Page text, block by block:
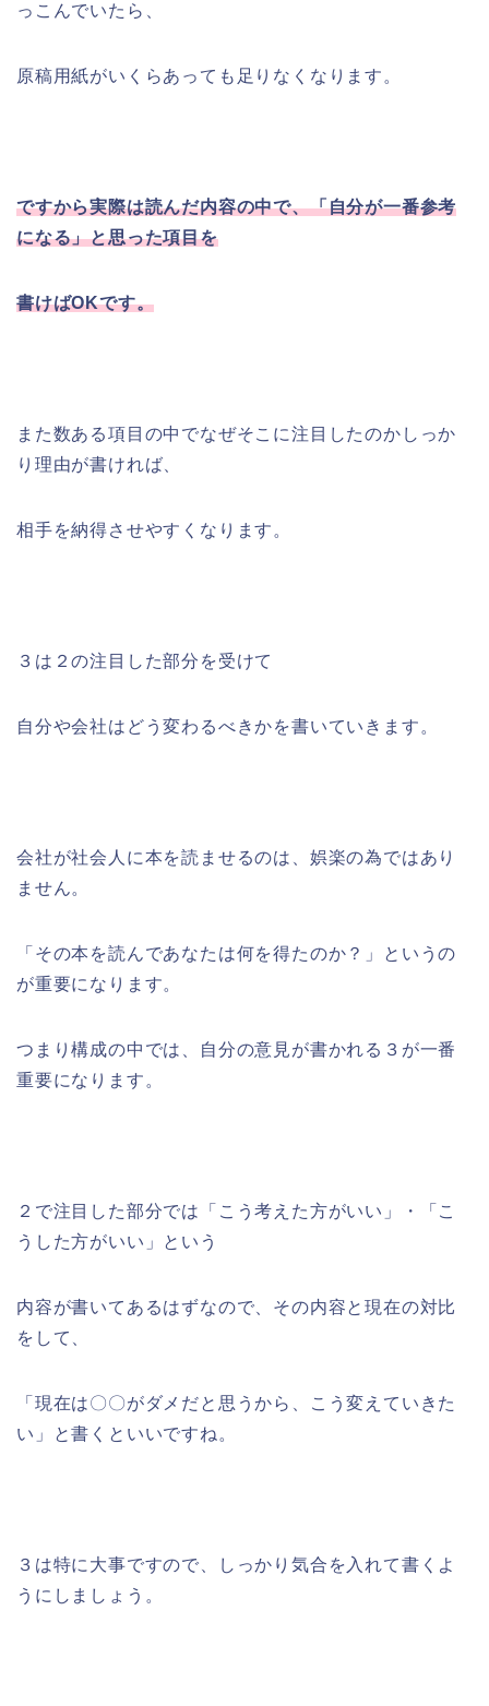
っこんでいたら、
原稿用紙がいくらあっても足りなくなります。
ですから実際は読んだ内容の中で、「自分が一番参考
になる」と思った項目を
書けばOKです。
また数ある項目の中でなぜそこに注目したのかしっか
り理由が書ければ、
相手を納得させやすくなります。
３は２の注目した部分を受けて
自分や会社はどう変わるべきかを書いていきます。
会社が社会人に本を読ませるのは、娯楽の為ではあり
ません。
「その本を読んであなたは何を得たのか？」というの
が重要になります。
つまり構成の中では、自分の意見が書かれる３が一番
重要になります。
２で注目した部分では「こう考えた方がいい」・「こ
うした方がいい」という
内容が書いてあるはずなので、その内容と現在の対比
をして、
「現在は〇〇がダメだと思うから、こう変えていきた
い」と書くといいですね。
３は特に大事ですので、しっかり気合を入れて書くよ
うにしましょう。